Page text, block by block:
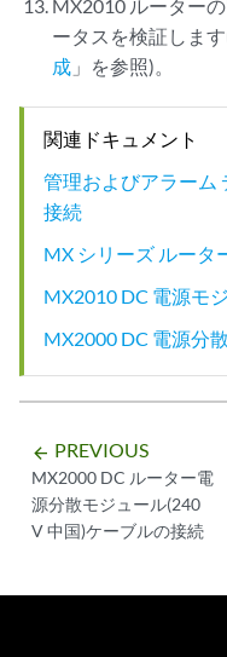
MX2010 ルーター
ータスを検証しま
成 」を参照)。
関連ドキュメント
管理およびアラーム
接続
MX シリーズ ルータ
MX2010 DC 電源モ
MX2000 DC 電源分
arrow_backward PREVIOUS
MX2000 DC ルーター電
源分散モジュール(240
V 中国)ケーブルの接続